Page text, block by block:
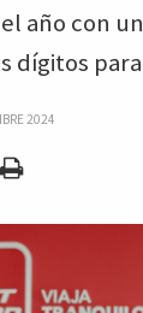
año con
dígitos
2024